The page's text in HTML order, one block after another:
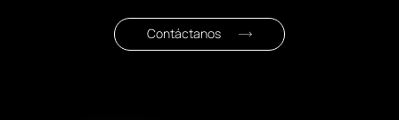
Contáctanos